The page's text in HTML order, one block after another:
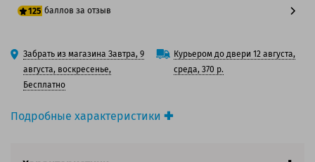
Подробные характеристики
125 баллов за отзыв
100 баллов
125 баллов
Забрать из магазина Завтра, 9
августа, воскресенье,
Бесплатно
Курьером до двери 12 августа,
среда, 370 р.